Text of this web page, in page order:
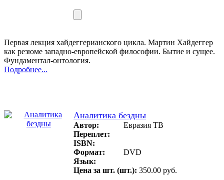
Первая лекция хайдеггерианского цикла. Мартин Хайдеггер
как резюме западно-европейской философии. Бытие и сущее.
Фундаментал-онтология.
Подробнее...
Аналитика бездны
Автор:
Евразия ТВ
Переплет:
ISBN:
Формат:
DVD
Язык:
Цена за шт. (шт.): 350.00 руб.